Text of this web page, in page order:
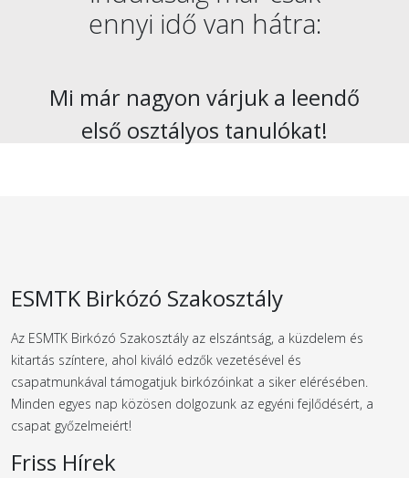
ennyi idő van hátra:
Mi már nagyon várjuk a leendő
első osztályos tanulókat!
ESMTK Birkózó Szakosztály
Az ESMTK Birkózó Szakosztály az elszántság, a küzdelem és
kitartás színtere, ahol kiváló edzők vezetésével és
csapatmunkával támogatjuk birkózóinkat a siker elérésében.
Minden egyes nap közösen dolgozunk az egyéni fejlődésért, a
csapat győzelmeiért!
Friss Hírek